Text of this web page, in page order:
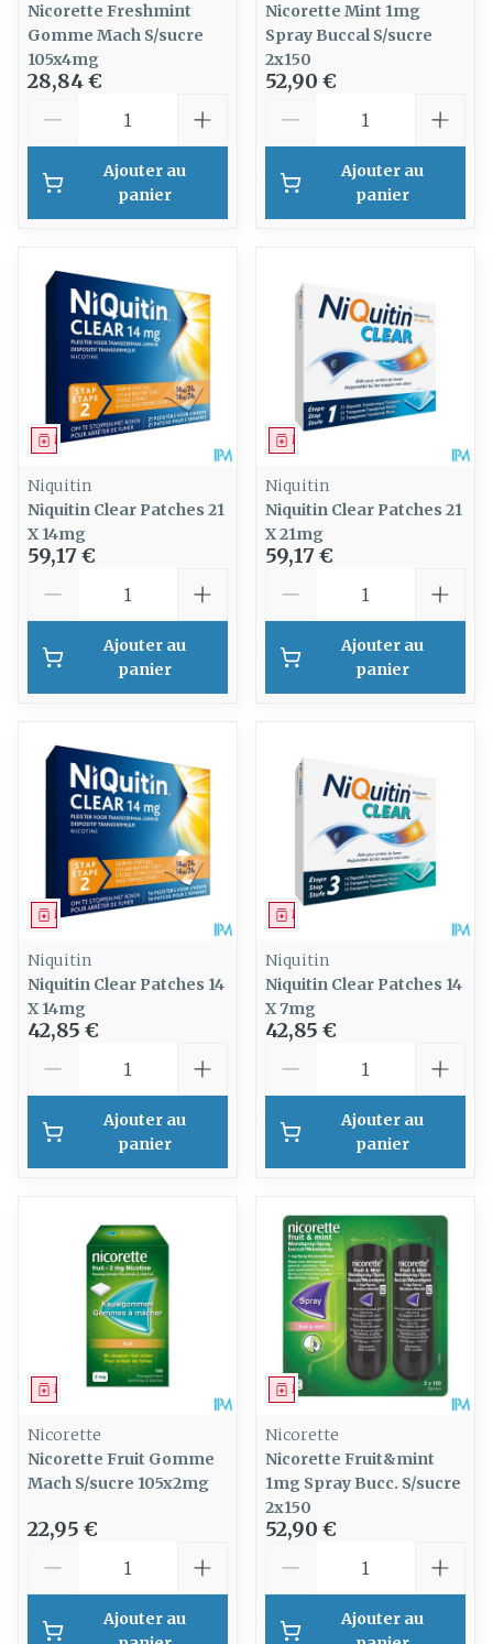
Nicorette Freshmint
Gomme Mach S/sucre
105x4mg
28,84 €
Ajouter au
panier
Nicorette Mint 1mg
Spray Buccal S/sucre
2x150
52,90 €
Ajouter au
panier
Médicament
Niquitin
Niquitin Clear Patches 21
X 14mg
59,17 €
Ajouter au
panier
Médicament
Niquitin
Niquitin Clear Patches 21
X 21mg
59,17 €
Ajouter au
panier
Médicament
Niquitin
Niquitin Clear Patches 14
X 14mg
42,85 €
Ajouter au
panier
Médicament
Niquitin
Niquitin Clear Patches 14
X 7mg
42,85 €
Ajouter au
panier
Médicament
Nicorette
Nicorette Fruit Gomme
Mach S/sucre 105x2mg
22,95 €
Ajouter au
Médicament
Nicorette
Nicorette Fruit&mint
1mg Spray Bucc. S/sucre
2x150
52,90 €
Ajouter au